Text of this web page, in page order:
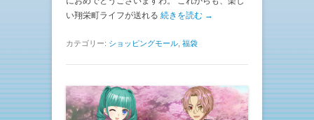
い翔栄町ライフが送れる 続きを読む →
カテゴリー: ショッピングモール 福袋